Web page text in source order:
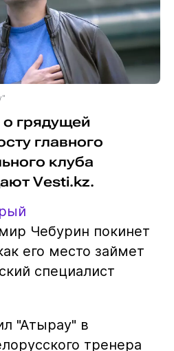
о грядущей
главного
клуба
Vesti.kz.
Чебурин покинет
его место займет
специалист
"Атырау" в
тренера